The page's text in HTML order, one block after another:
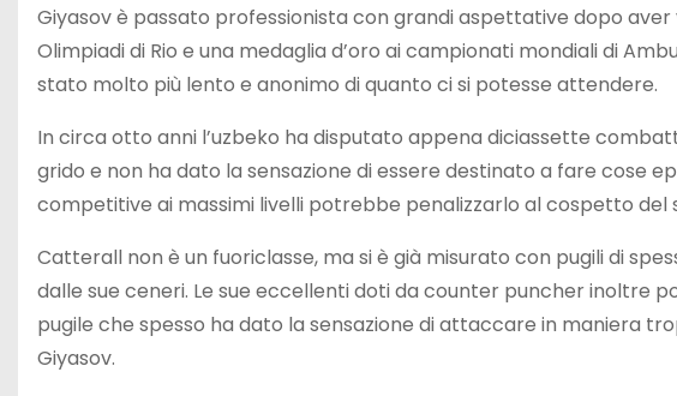
Giyasov è passato professionista con grandi aspettative dopo
Olimpiadi di Rio e una medaglia d’oro ai campionati mondiali di
stato molto più lento e anonimo di quanto ci si potesse attendere.
In circa otto anni l’uzbeko ha disputato appena diciassette
grido e non ha dato la sensazione di essere destinato a fare cose
competitive ai massimi livelli potrebbe penalizzarlo al cospetto del
Catterall non è un fuoriclasse, ma si è già misurato con pugili di
dalle sue ceneri. Le sue eccellenti doti da counter puncher inoltre
pugile che spesso ha dato la sensazione di attaccare in maniera
Giyasov.